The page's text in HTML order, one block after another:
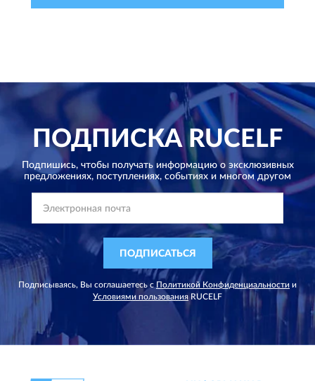
ПОДПИСКАRUCELF
Подпишись, чтобы получать информацию о эксклюзивных
предложениях, поступлениях, событиях и многом другом
ПОДПИСАТЬСЯ
Подписываясь, Вы соглашаетесь с Политикой Конфиденциальности и
Условиями пользованияRUCELF